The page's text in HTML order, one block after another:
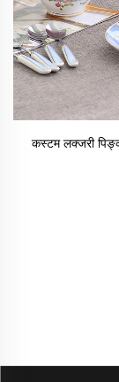
कस्टम लक्जरी